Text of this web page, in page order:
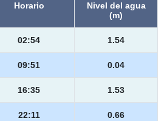
Horario
Nivel del agua
(m)
02:54 1.54
09:51 0.04
16:35 1.53
22:11 0.66